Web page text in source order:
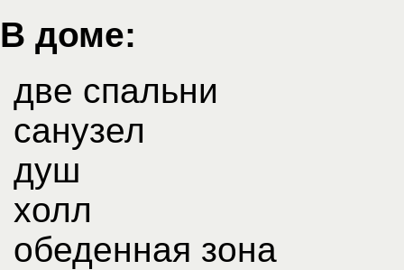
В доме:
две спальни
санузел
душ
холл
обеденная зона